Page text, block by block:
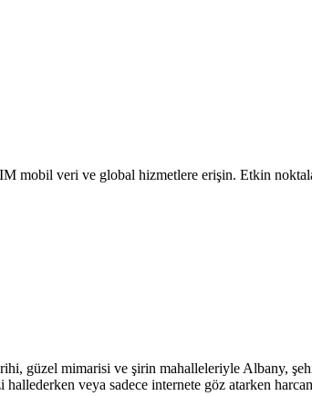
mobil veri ve global hizmetlere erişin. Etkin
güzel mimarisi ve şirin mahalleleriyle Albany,
veya sadece internete göz atarken